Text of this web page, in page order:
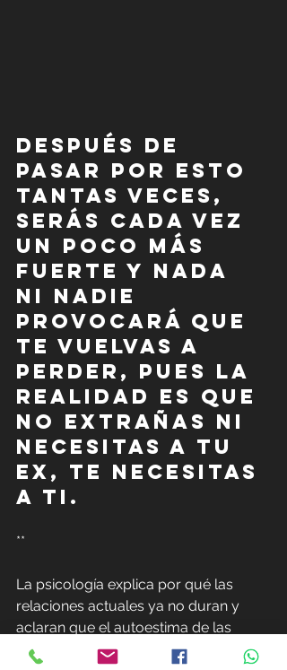
Después de
pasar por esto
tantas veces,
serás cada vez
un poco más
fuerte y nada
ni nadie
provocará que
te vuelvas a
perder, pues la
realidad es que
no extrañas ni
necesitas a tu
ex, te necesitas
a ti.
**
La psicología explica por qué las
relaciones actuales ya no duran y
aclaran que el autoestima de las
personas se relaciona directamente